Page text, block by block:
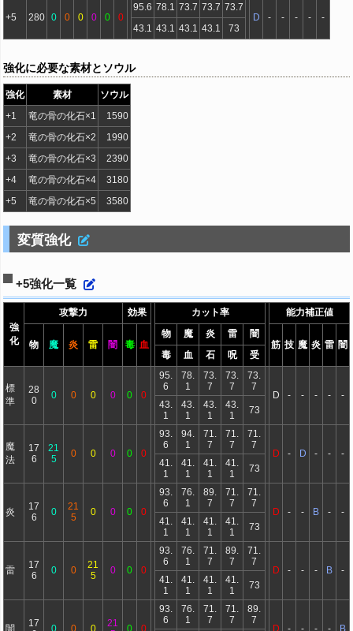
+5 280 0 0 0 0 0 0
95.6 78.1 73.7 73.7 73.7
D
- - - -
-
43.1 43.1 43.1 43.1 73
強化に必要な素材とソウル
強化 素材
ソウル
+1
竜の骨の化石×1
1590
+2
竜の骨の化石×2
1990
+3
竜の骨の化石×3
2390
+4
竜の骨の化石×4
3180
+5
竜の骨の化石×5 3580
変質強化
+5強化一覧
強
化
攻撃力 効果 カット率 能力補正値
物 魔 炎 雷 闇 毒 血
物 魔 炎 雷
闇
筋 技 魔 炎 雷 闇
毒
血 石 呪 受
標
準
28
0
0 0 0 0 0 0
95.
6
78.
1
73.
7
73.
7
73.
7
D - - - -
-
43.
1
43.
1
43.
1
43.
1
73
魔
法
17
6
21
5
0 0 0 0 0
93.
6
94.
1
71.
7
71.
7
71.
7
D - D - -
-
41.
1
41.
1
41.
1
41.
1
73
炎
17
6
0
21
5
0 0 0 0
93.
6
76.
1
89.
7
71.
7
71.
7
D - - B -
-
41.
1
41.
1
41.
1
41.
1
73
雷
17
6
0 0
21
5
0 0 0
93.
6
76.
1
71.
7
89.
7
71.
7
D - - - B
-
41.
1
41.
1
41.
1
41.
1
73
闇
17
0 0 0
21
0 0
93.
6
76.
1
71.
7
71.
7
89.
7
D - - - - B